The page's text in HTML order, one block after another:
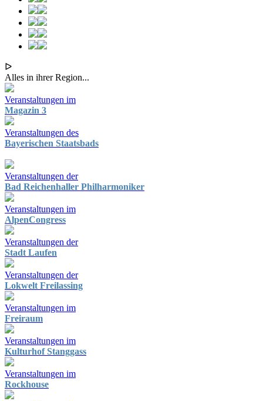
ᐅ
Alles in ihrer Region...
Veranstaltungen im
Magazin 3
Veranstaltungen des
Bayerischen Staatsbads
Veranstaltungen der
Bad Reichenhaller Philharmoniker
Veranstaltungen im
AlpenCongress
Veranstaltungen der
Stadt Laufen
Veranstaltungen der
Lokwelt Freilassing
Veranstaltungen im
Freiraum
Veranstaltungen im
Kulturhof Stanggass
Veranstaltungen im
Rockhouse